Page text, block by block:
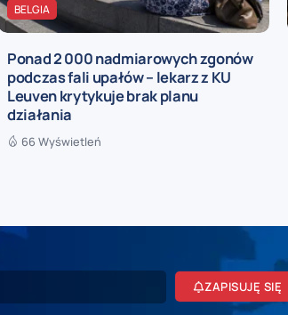
BELGIA
Ponad 2 000 nadmiarowych zgonów
podczas fali upałów – lekarz z KU
Leuven krytykuje brak planu
działania
66 Wyświetleń
ZAPISUJĘ SIĘ